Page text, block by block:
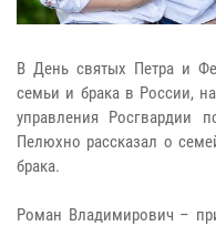
В День святых Петра и
семьи и брака в России,
управления
Пелюхно рассказал о
брака.
Роман Владимирович –